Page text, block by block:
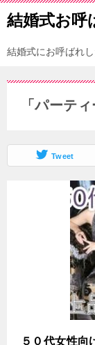
結婚式お呼
結婚式にお呼ばれ
「パーテ
Tweet
５０代女性向